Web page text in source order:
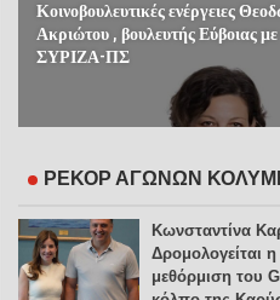
Κοινοβουλευτικές ενέργειες
Ακριώτου , βουλευτής Εύβοιας με
ΣΥΡΙΖΑ-ΠΣ
ΡΕΚΟΡ ΑΓΩΝΩΝ
Κωνσταντίνα
Δρομολογείται
μεθόρμιση του